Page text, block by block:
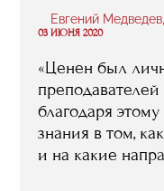
Евгений
03 ИЮНЯ 2020
«Ценен был
благодаря
знания в том,
и на какие